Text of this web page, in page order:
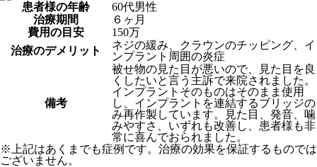
患者様の年齢
60代男性
治療期間
６ヶ月
費用の目安
150万
治療のデメリット
ネジの緩み、クラウンのチッピング、イ
ンプラント周囲の炎症
備考
被せ物の見た目が悪いので、見た目を良
くしたいと言う主訴で来院されました。
インプラントそのものはそのまま使用
し、インプラントを連結するブリッジの
み再作製しています。見た目、発音、噛
みやすさ、いずれも改善し、患者様も非
常に喜んでおられました。
※上記はあくまでも症例です。治療の効果を保証するものでは
ございません。